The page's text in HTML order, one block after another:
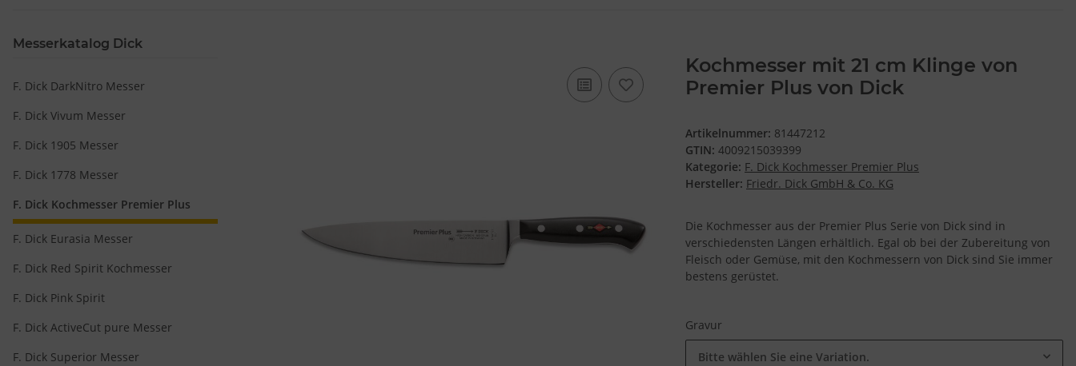
Kochmesser mit 21 cm Klinge von
Premier Plus von Dick
Artikelnummer: 81447212
GTIN: 4009215039399
Kategorie: F. Dick Kochmesser Premier Plus
Hersteller: Friedr. Dick GmbH & Co. KG
Die Kochmesser aus der Premier Plus Serie von Dick sind in
verschiedensten Längen erhältlich. Egal ob bei der Zubereitung von
Fleisch oder Gemüse, mit den Kochmessern von Dick sind Sie immer
bestens gerüstet.
Gravur
Bitte wählen Sie eine Variation.
Messerkatalog Dick
F. Dick DarkNitro Messer
F. Dick Vivum Messer
F. Dick 1905 Messer
F. Dick 1778 Messer
F. Dick Kochmesser Premier Plus
F. Dick Eurasia Messer
F. Dick Red Spirit Kochmesser
F. Dick Pink Spirit
F. Dick ActiveCut pure Messer
F. Dick Superior Messer